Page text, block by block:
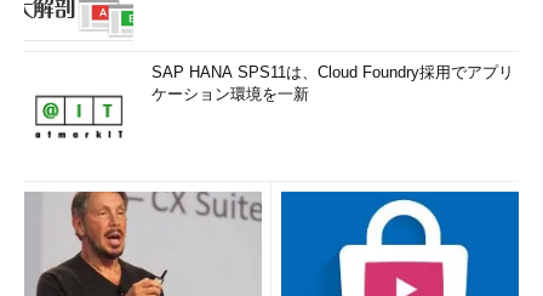
SAP HANA SPS11は、Cloud Foundry採用でアプリ
ケーション環境を一新